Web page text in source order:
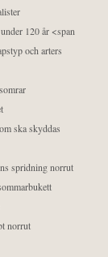
120 år <span
och arters
ska skyddas
spridning norrut
norrut